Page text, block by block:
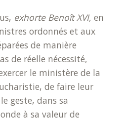
exhorte Benoît XVI, en
ordonnés et aux
de manière
de réelle nécessité,
le ministère de la
de faire leur
geste, dans sa
à sa valeur de